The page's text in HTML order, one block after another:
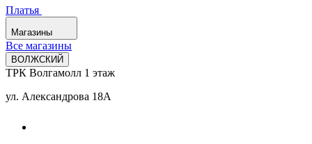
Платья
Магазины
Все магазины
ВОЛЖСКИЙ
ТРК Волгамолл 1 этаж
ул. Александрова 18А